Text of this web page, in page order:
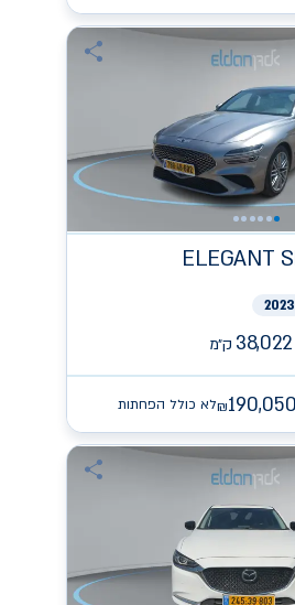
ELEGANT
38,022 ק״מ
₪190,050 לא כולל הפחתות